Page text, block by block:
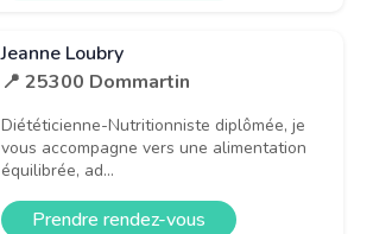
Jeanne Loubry
📍 25300 Dommartin
Diététicienne-Nutritionniste diplômée, je
vous accompagne vers une alimentation
équilibrée, ad...
Prendre rendez-vous